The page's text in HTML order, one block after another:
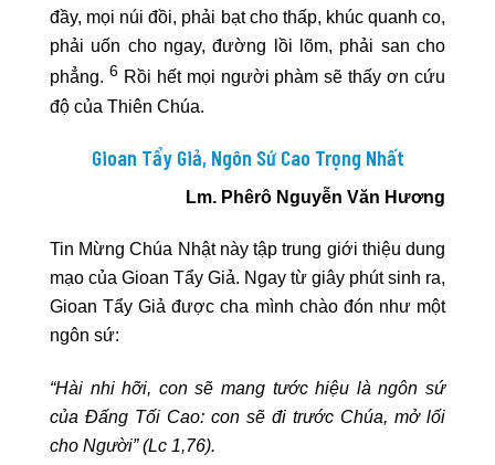
đầy, mọi núi đồi, phải bạt cho thấp, khúc quanh co,
phải uốn cho ngay, đường lồi lõm, phải san cho
phẳng. 6Rồi hết mọi người phàm sẽ thấy ơn cứu
độ của Thiên Chúa.
Gioan Tẩy Giả, Ngôn Sứ Cao Trọng Nhất
Lm. Phêrô Nguyễn Văn Hương
Tin Mừng Chúa Nhật này tập trung giới thiệu dung
mạo của Gioan Tẩy Giả. Ngay từ giây phút sinh ra,
Gioan Tẩy Giả được cha mình chào đón như một
ngôn sứ:
“Hài nhi hỡi, con sẽ mang tước hiệu là ngôn sứ
của Đấng Tối Cao: con sẽ đi trước Chúa, mở lối
cho Người” (Lc 1,76).